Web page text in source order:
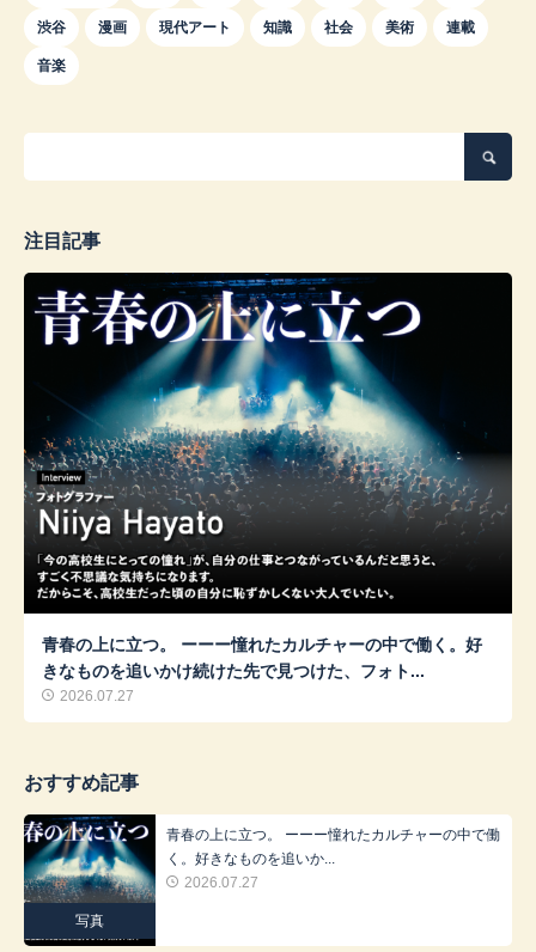
渋谷 漫画 現代アート 知識 社会 美術 連載
音楽
注目記事
青春の上に立つ。 ーーー憧れたカルチャーの中で働く。好
きなものを追いかけ続けた先で見つけた、フォト...
2026.07.27
おすすめ記事
写真
青春の上に立つ。 ーーー憧れたカルチャーの中で働
く。好きなものを追いか...
2026.07.27